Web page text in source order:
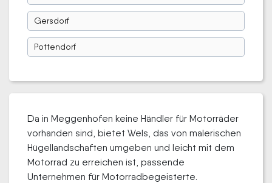
Gersdorf
Pottendorf
Da in Meggenhofen keine Händler für Motorräder
vorhanden sind, bietet Wels, das von malerischen
Hügellandschaften umgeben und leicht mit dem
Motorrad zu erreichen ist, passende
Unternehmen für Motorradbegeisterte.